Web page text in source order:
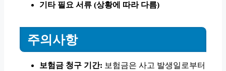
기타 필요 서류 (상황에 따라 다름)
주의사항
보험금 청구 기간: 보험금은 사고 발생일로부터